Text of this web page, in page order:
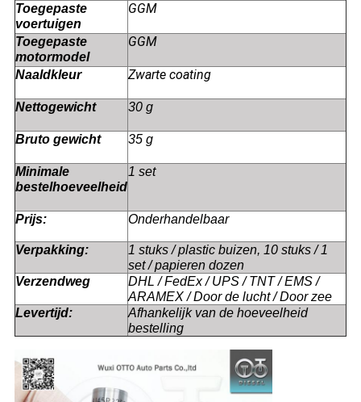
Toegepaste
voertuigen
GGM
Toegepaste
motormodel
GGM
Naaldkleur Zwarte coating
Nettogewicht 30 g
Bruto gewicht 35 g
Minimale
bestelhoeveelheid
1 set
Prijs: Onderhandelbaar
Verpakking:
1 stuks / plastic buizen, 10 stuks / 1
set / papieren dozen
Verzendweg
DHL / FedEx / UPS / TNT / EMS /
ARAMEX / Door de lucht / Door zee
Levertijd:
Afhankelijk van de hoeveelheid
bestelling